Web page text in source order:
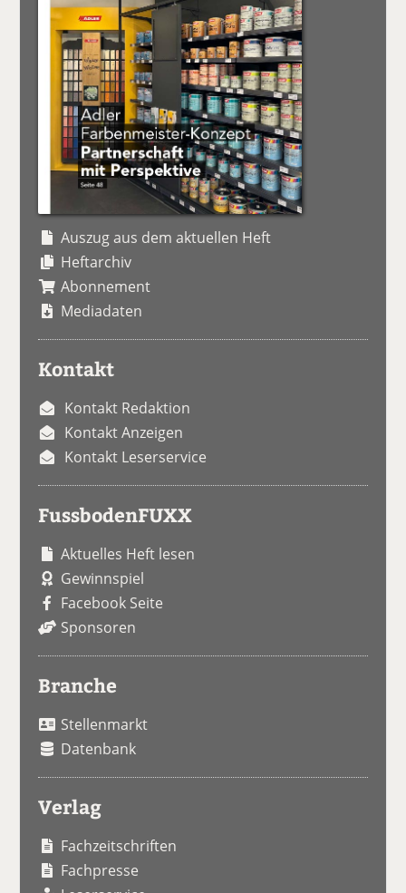
Auszug aus dem aktuellen Heft
Heftarchiv
Abonnement
Mediadaten
Kontakt
Kontakt Redaktion
Kontakt Anzeigen
Kontakt Leserservice
FussbodenFUXX
Aktuelles Heft lesen
Gewinnspiel
Facebook Seite
Sponsoren
Branche
Stellenmarkt
Datenbank
Verlag
Fachzeitschriften
Fachpresse